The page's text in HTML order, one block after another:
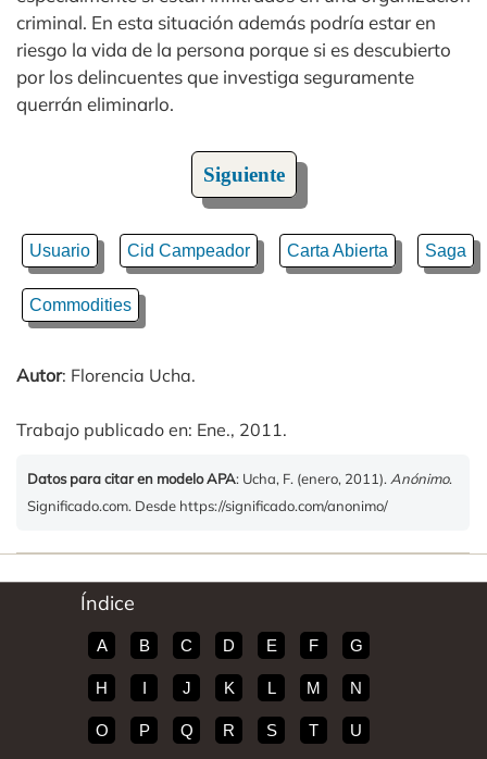
criminal. En esta situación además podría estar en
riesgo la vida de la persona porque si es descubierto
por los delincuentes que investiga seguramente
querrán eliminarlo.
Siguiente
Usuario Cid Campeador Carta Abierta Saga
Commodities
Autor: Florencia Ucha.
Trabajo publicado en: Ene., 2011.
Datos para citar en modelo APA: Ucha, F. (enero, 2011). Anónimo.
Significado.com. Desde https://significado.com/anonimo/
Índice
A B C D E F G
H I J K L M N
O P Q R S T U